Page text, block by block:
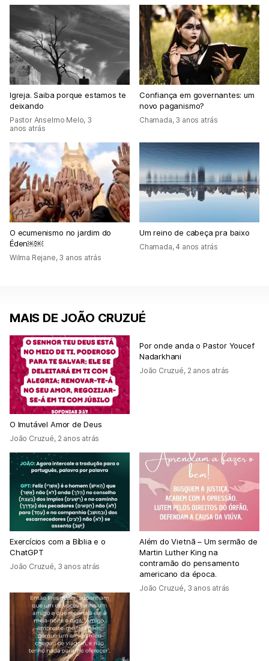
Igreja. Saiba porque estamos te
deixando
Pastor Anselmo Melo, 3
anos atrás
Confiança em governantes: um
novo paganismo?
Chamada, 3 anos atrás
O ecumenismo no jardim do
Éden￼￼
Wilma Rejane, 3 anos atrás
Um reino de cabeça pra baixo
Chamada, 4 anos atrás
MAIS DE JOÃO CRUZUÉ
O Imutável Amor de Deus
João Cruzué, 2 anos atrás
Por onde anda o Pastor Youcef
Nadarkhani
João Cruzué, 2 anos atrás
Exercícios com a Bíblia e o
ChatGPT
João Cruzué, 3 anos atrás
Além do Vietnã – Um sermão de
Martin Luther King na
contramão do pensamento
americano da época.
João Cruzué, 3 anos atrás